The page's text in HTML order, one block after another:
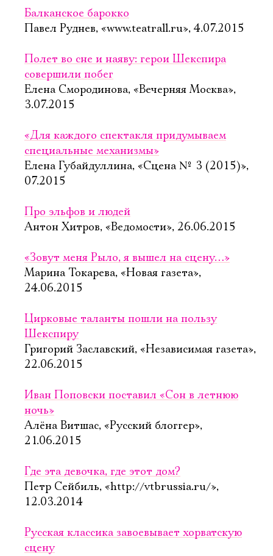
Балканское барокко
Павел Руднев, «www.teatrall.ru», 4.07.2015
Полет во сне и наяву: герои Шекспира
совершили побег
Елена Смородинова, «Вечерняя Москва»,
3.07.2015
«Для каждого спектакля придумываем
специальные механизмы»
Елена Губайдуллина, «Сцена № 3 (2015)»,
07.2015
Про эльфов и людей
Антон Хитров, «Ведомости», 26.06.2015
«Зовут меня Рыло, я вышел на сцену…»
Марина Токарева, «Новая газета»,
24.06.2015
Цирковые таланты пошли на пользу
Шекспиру
Григорий Заславский, «Независимая газета»,
22.06.2015
Иван Поповски поставил «Сон в летнюю
ночь»
Алёна Витшас, «Русский блоггер»,
21.06.2015
Где эта девочка, где этот дом?
Петр Сейбиль, «http://vtbrussia.ru/»,
12.03.2014
Русская классика завоевывает хорватскую
сцену